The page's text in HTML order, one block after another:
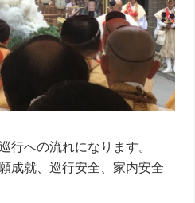
行への流れになります。
成就、巡行安全、家内安全